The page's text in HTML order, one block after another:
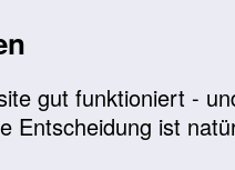
gut funktioniert -
Entscheidung ist